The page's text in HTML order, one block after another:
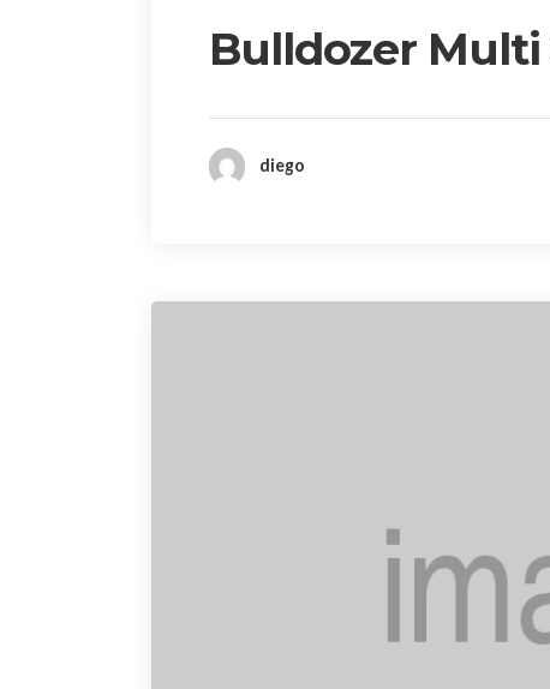
Bulldozer
diego